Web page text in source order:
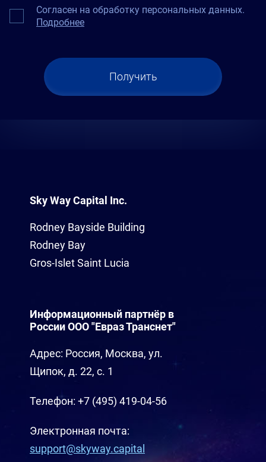
Согласен на обработку персональных данных.
Подробнее
Получить
Sky Way Capital Inc.
Rodney Bayside Building
Rodney Bay
Gros-Islet Saint Lucia
Информационный партнёр в
России ООО "Евраз Транснет"
Адрес: Россия, Москва, ул.
Щипок, д. 22, с. 1
Телефон: +7 (495) 419-04-56
Электронная почта:
support@skyway.capital